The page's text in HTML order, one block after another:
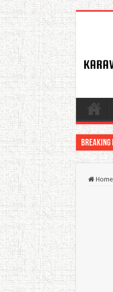
Breaking
Home